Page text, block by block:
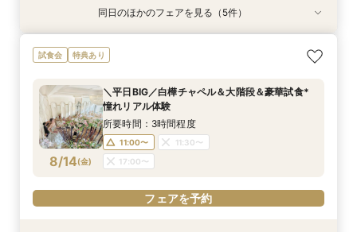
特典あり
8/13(木)
【貸切で叶うペット婚】全館一緒OK★ペット
ウェディング相談会
11:00〜
17:00〜
フェアを予約
特典あり
8/13(木)
《徹底比較*2件目以降の方へ》見積り相談×憧れ
の邸宅貸切体験
11:00〜
17:00〜
フェアを予約
特典あり
8/13(木)
【少人数W】挙式＆会食プラン♪白樺の森チャペ
ル×厳選牛試食
11:00〜
17:00〜
フェアを予約
特典あり
8/13(木)
＼初見学に◎／心躍る花嫁の第一歩♪見積もり相
談＆豪華試食
11:00〜
17:00〜
フェアを予約
8/13(木)
【オンライン開催】遠方在住でも安心◆バーチャ
ル見学＆相談会
12:00〜
17:00〜
フェアを予約
同日のほかのフェアを見る（5件）
試食会 特典あり
8/14(金)
＼平日BIG／白樺チャペル＆大階段＆豪華試食*
憧れリアル体験
所要時間：3時間程度
11:00〜
11:30〜
17:00〜
フェアを予約